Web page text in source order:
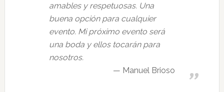
amables y respetuosas. Una
buena opción para cualquier
evento. Mi próximo evento será
una boda y ellos tocarán para
nosotros.
Manuel Brioso